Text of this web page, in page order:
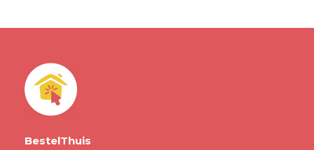
BestelThuis